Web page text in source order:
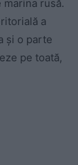
rusă.
a
și o parte
pe toată,